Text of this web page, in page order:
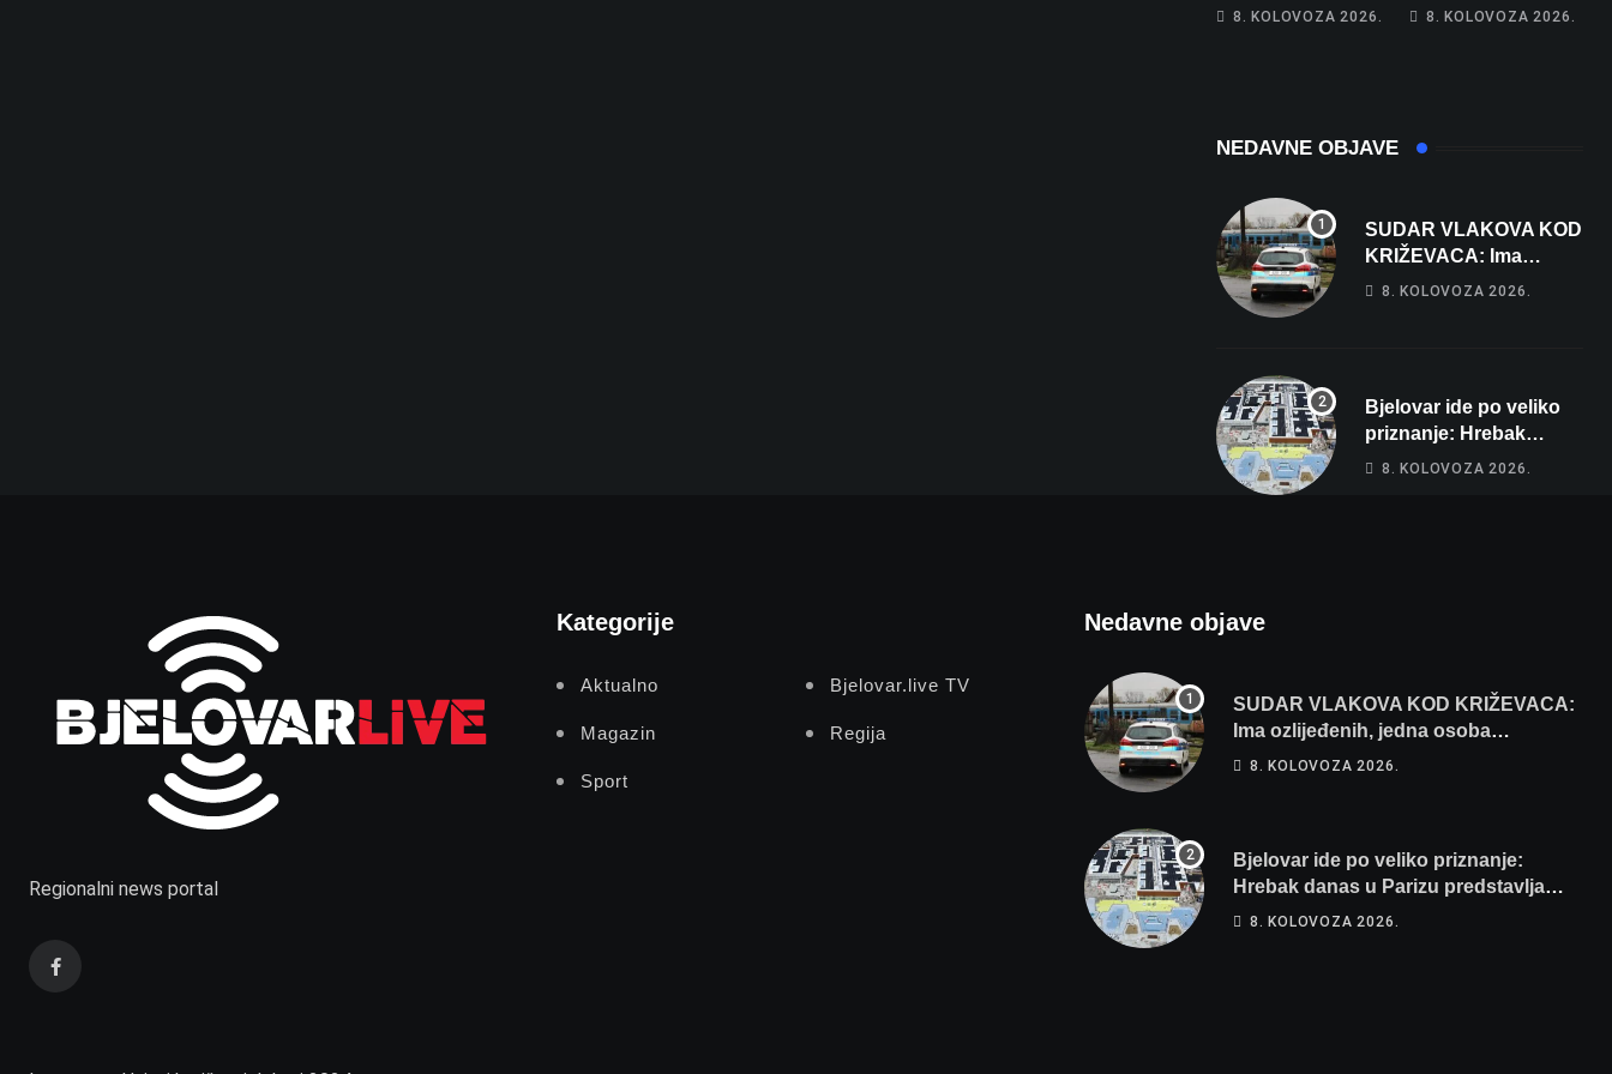
Na cestama su
8. KOLOVOZA 2026.
Gorivo im pojede
8. KOLOVOZA 2026.
NEDAVNE OBJAVE
SUDAR VLAKOVA KOD
KRIŽEVACA: Ima
ozlijeđenih, jedna
8. KOLOVOZA 2026.
Bjelovar ide po veliko
priznanje: Hrebak
danas u Parizu
8. KOLOVOZA 2026.
Regionalni news portal
Kategorije
Aktualno Bjelovar.live TV
Magazin Regija
Sport
Nedavne objave
SUDAR VLAKOVA KOD KRIŽEVACA:
Ima ozlijeđenih, jedna osoba
odvezena helikopterom
8. KOLOVOZA 2026.
Bjelovar ide po veliko priznanje:
Hrebak danas u Parizu predstavlja
Wellovar za domaćina Europskog
8. KOLOVOZA 2026.